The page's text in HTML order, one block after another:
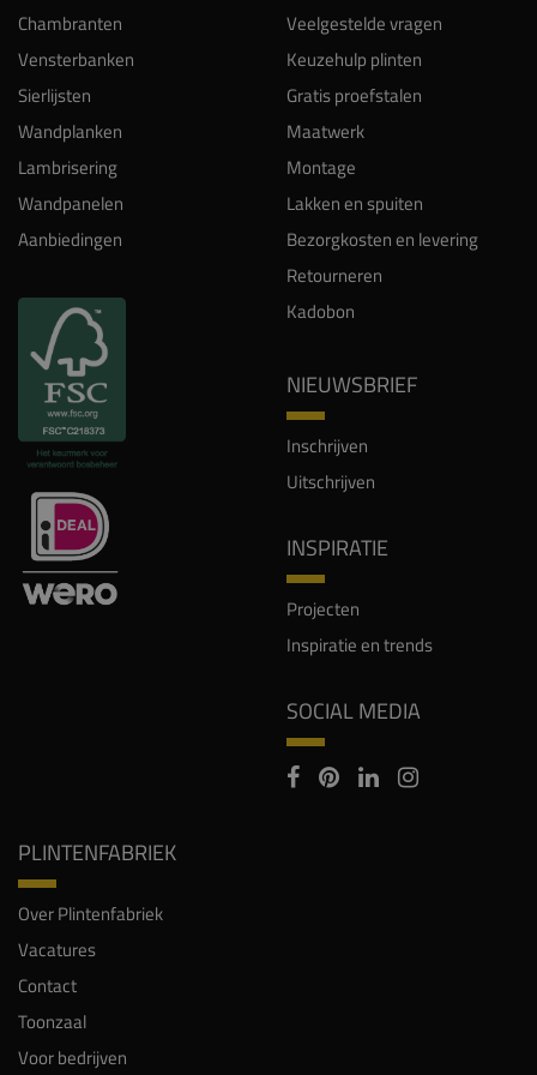
Chambranten
Vensterbanken
Sierlijsten
Wandplanken
Lambrisering
Wandpanelen
Aanbiedingen
Veelgestelde vragen
Keuzehulp plinten
Gratis proefstalen
Maatwerk
Montage
Lakken en spuiten
Bezorgkosten en levering
Retourneren
Kadobon
NIEUWSBRIEF
Inschrijven
Uitschrijven
INSPIRATIE
Projecten
Inspiratie en trends
SOCIAL MEDIA
PLINTENFABRIEK
Over Plintenfabriek
Vacatures
Contact
Toonzaal
Voor bedrijven